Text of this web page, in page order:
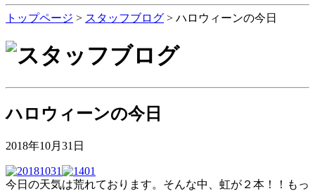
トップページ > スタッフブログ > ハロウィーンの今日
ハロウィーンの今日
2018年10月31日
今日の天気は荒れております。そんな中、虹が２本！！もっ